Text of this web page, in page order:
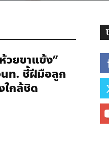
วยขาแข้ง”
นท. ชี้ฝีมือลูก
ใกล้ชิด